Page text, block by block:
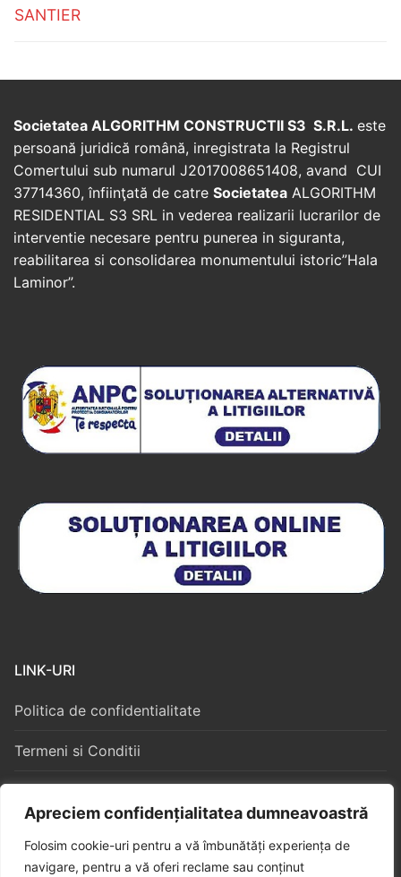
Apreciem confidențialitatea dumneavoastră
Folosim cookie-uri pentru a vă îmbunătăți experiența de
navigare, pentru a vă oferi reclame sau conținut
SANTIER
Societatea ALGORITHM CONSTRUCTII S3 S.R.L. este
persoană juridică română, inregistrata la Registrul
Comertului sub numarul J2017008651408, avand CUI
37714360, înfiinţată de catre Societatea ALGORITHM
RESIDENTIAL S3 SRL in vederea realizarii lucrarilor de
interventie necesare pentru punerea in siguranta,
reabilitarea si consolidarea monumentului istoric”Hala
Laminor”.
LINK-URI
Politica de confidentialitate
Termeni si Conditii